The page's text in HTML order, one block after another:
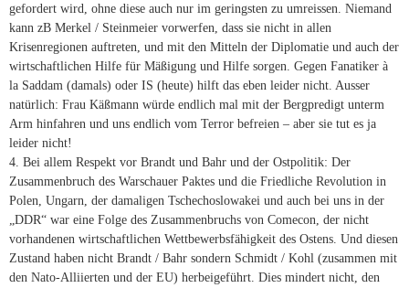
gefordert wird, ohne diese auch nur im geringsten zu umreissen. Niemand
kann zB Merkel / Steinmeier vorwerfen, dass sie nicht in allen
Krisenregionen auftreten, und mit den Mitteln der Diplomatie und auch der
wirtschaftlichen Hilfe für Mäßigung und Hilfe sorgen. Gegen Fanatiker à
la Saddam (damals) oder IS (heute) hilft das eben leider nicht. Ausser
natürlich: Frau Käßmann würde endlich mal mit der Bergpredigt unterm
Arm hinfahren und uns endlich vom Terror befreien – aber sie tut es ja
leider nicht!
4. Bei allem Respekt vor Brandt und Bahr und der Ostpolitik: Der
Zusammenbruch des Warschauer Paktes und die Friedliche Revolution in
Polen, Ungarn, der damaligen Tschechoslowakei und auch bei uns in der
„DDR“ war eine Folge des Zusammenbruchs von Comecon, der nicht
vorhandenen wirtschaftlichen Wettbewerbsfähigkeit des Ostens. Und diesen
Zustand haben nicht Brandt / Bahr sondern Schmidt / Kohl (zusammen mit
den Nato-Alliierten und der EU) herbeigeführt. Dies mindert nicht, den